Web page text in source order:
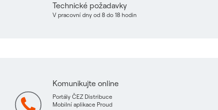
Technické požadavky
V pracovní dny od 8 do 18 hodin
Komunikujte online
Portály ČEZ Distribuce
Mobilní aplikace Proud